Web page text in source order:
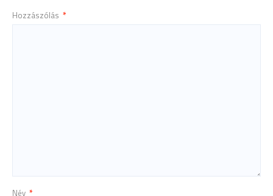
Hozzászólás *
Név *